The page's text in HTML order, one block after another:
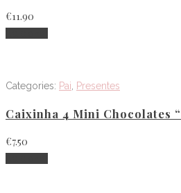
€11.90
Categories: Pai Presentes
Caixinha 4 Mini Chocolates
€7.50